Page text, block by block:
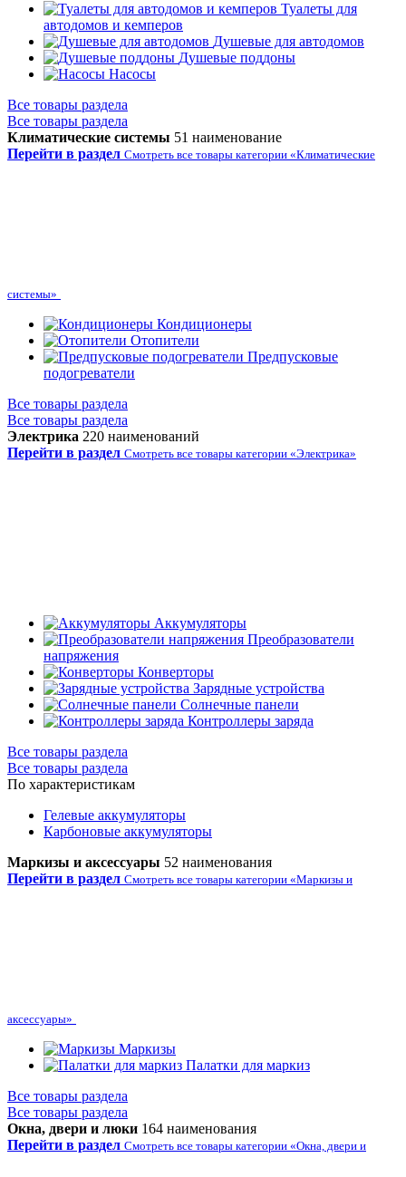
Туалеты для
автодомов и кемперов
Душевые для автодомов
Душевые поддоны
Насосы
Все товары раздела
Все товары раздела
Климатические системы 51 наименование
Перейти в раздел Смотреть все товары категории «Климатические
системы»
Кондиционеры
Отопители
Предпусковые
подогреватели
Все товары раздела
Все товары раздела
Электрика 220 наименований
Перейти в раздел Смотреть все товары категории «Электрика»
Аккумуляторы
Преобразователи
напряжения
Конверторы
Зарядные устройства
Солнечные панели
Контроллеры заряда
Все товары раздела
Все товары раздела
По характеристикам
Гелевые аккумуляторы
Карбоновые аккумуляторы
Маркизы и аксессуары 52 наименования
Перейти в раздел Смотреть все товары категории «Маркизы и
аксессуары»
Маркизы
Палатки для маркиз
Все товары раздела
Все товары раздела
Окна, двери и люки 164 наименования
Перейти в раздел Смотреть все товары категории «Окна, двери и